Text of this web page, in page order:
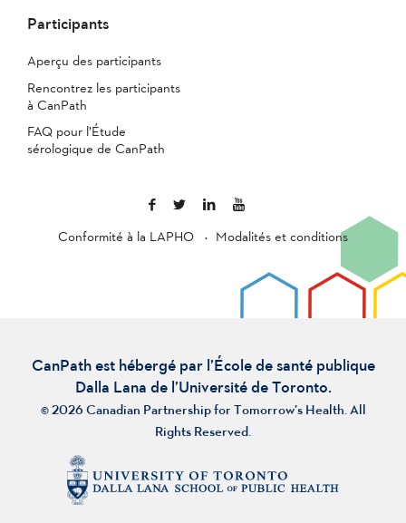
Participants
Aperçu des participants
Rencontrez les participants
à CanPath
FAQ pour l’Étude
sérologique de CanPath
Conformité à la LAPHO Modalités et conditions
CanPath est hébergé par l’École de santé publique
Dalla Lana de l’Université de Toronto.
© 2026 Canadian Partnership for Tomorrow’s Health. All
Rights Reserved.